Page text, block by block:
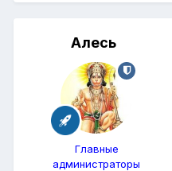
Алесь
Главные
администраторы